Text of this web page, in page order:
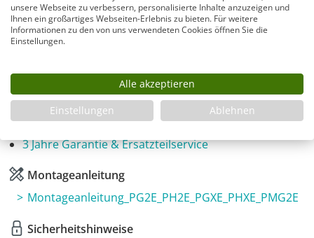
Produkt Anzahl: Gib den gewünschten
In den Warenkorb
Fragen zum Artikel
3 Jahre Garantie & Ersatzteilservice
Montageanleitung
Montageanleitung_PG2E_PH2E_PGXE_PHXE_PMG2E
Sicherheitshinweise
unsere Webseite zu verbessern, personalisierte Inhalte anzuzeigen und
Ihnen ein großartiges Webseiten-Erlebnis zu bieten. Für weitere
Informationen zu den von uns verwendeten Cookies öffnen Sie die
Einstellungen.
Alle akzeptieren
Einstellungen
Ablehnen